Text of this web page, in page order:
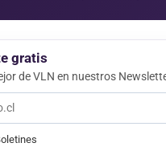
gratis
de VLN en nuestros